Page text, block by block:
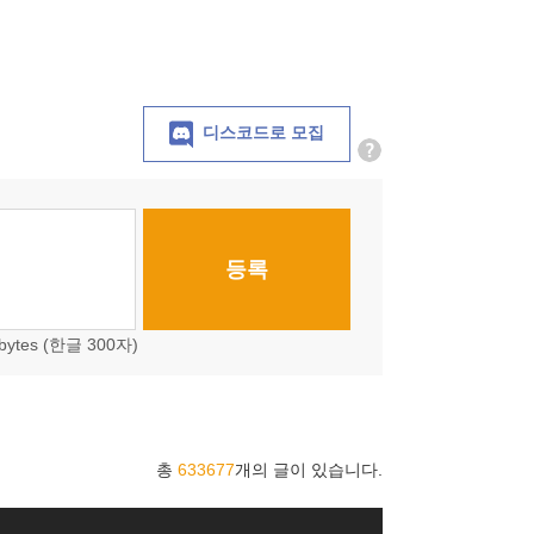
(한글 300자)
등록
디스코드로 모집
총 633677개의 글이 있습니다.